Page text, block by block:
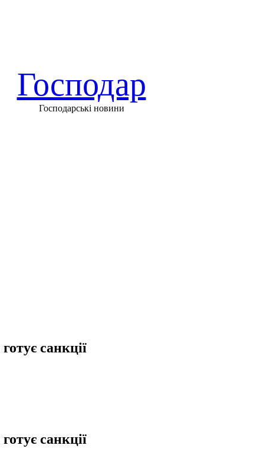
Господар
Господарські новини
санкції
санкції